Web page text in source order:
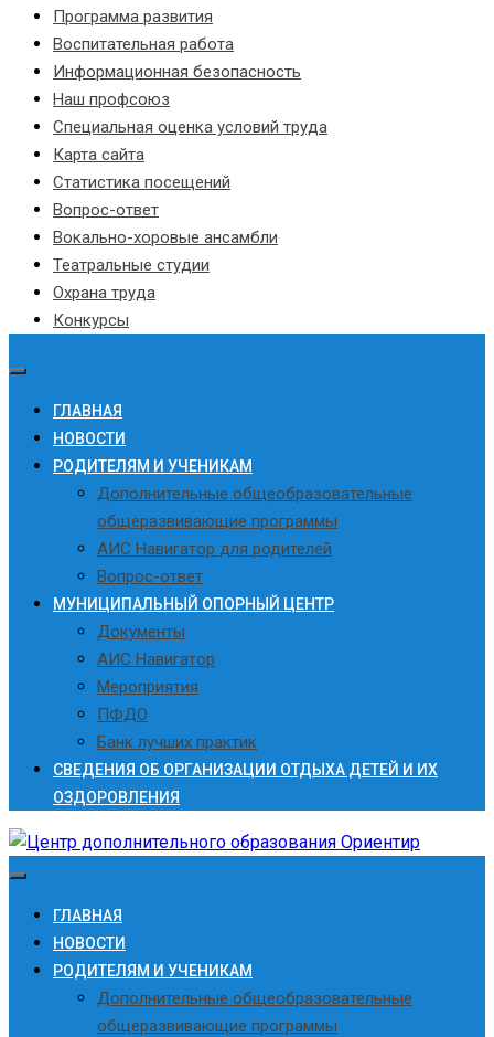
Программа развития
Воспитательная работа
Информационная безопасность
Наш профсоюз
Специальная оценка условий труда
Карта сайта
Статистика посещений
Вопрос-ответ
Вокально-хоровые ансамбли
Театральные студии
Охрана труда
Конкурсы
ГЛАВНАЯ
НОВОСТИ
РОДИТЕЛЯМ И УЧЕНИКАМ
Дополнительные общеобразовательные
общеразвивающие программы
АИС Навигатор для родителей
Вопрос-ответ
МУНИЦИПАЛЬНЫЙ ОПОРНЫЙ ЦЕНТР
Документы
АИС Навигатор
Мероприятия
ПФДО
Банк лучших практик
СВЕДЕНИЯ ОБ ОРГАНИЗАЦИИ ОТДЫХА ДЕТЕЙ И ИХ
ОЗДОРОВЛЕНИЯ
ГЛАВНАЯ
НОВОСТИ
РОДИТЕЛЯМ И УЧЕНИКАМ
Дополнительные общеобразовательные
общеразвивающие программы